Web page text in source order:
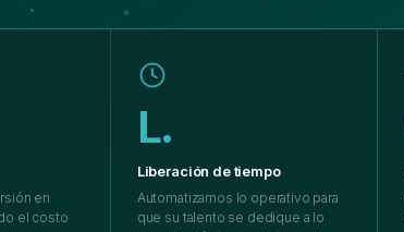
en
el costo
L.
Liberación de tiempo
Automatizamos lo operativo para
que su talento se dedique a lo